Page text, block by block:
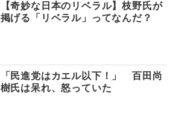
【奇妙な日本のリベラル】枝野氏が
掲げる「リベラル」ってなんだ？
「民進党はカエル以下！」 百田尚
樹氏は呆れ、怒っていた